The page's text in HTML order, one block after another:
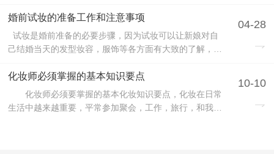
2、填满眼尾三角区域偷偷帮眼型拉长了！ 延伸上扬
眼线-围到后眼角处，并用眼线胶填满三角区域，眼型瞬
间拉长，镜头前的眼睛也大一倍。 3、上内...
婚前试妆的准备工作和注意事项
试妆是婚前准备的必要步骤，因为试妆可以让新娘对自
己结婚当天的发型妆容，服饰等各方面有大致的了解，让
有数，如果想让自己的婚礼当天独具特色的话可以准备一
些特殊的小道具，这样也会为婚礼增光添彩，结婚是人生
大事，不可马虎，今天平顶山专业新娘跟妆师小...
04-28
化妆师必须掌握的基本知识要点
化妆师必须要掌握的基本化妆知识要点，化妆在日常
生活中越来越重要，平常参加聚会，工作，旅行，和我们
10-10